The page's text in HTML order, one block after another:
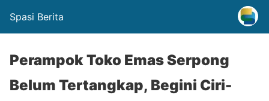
Spasi Berita
Perampok Toko Emas Serpong
Belum Tertangkap, Begini Ciri-